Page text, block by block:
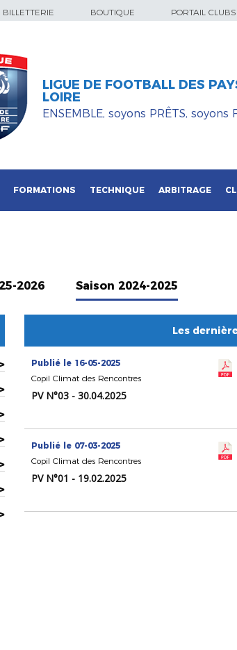
BILLETTERIE BOUTIQUE PORTAIL CLUBS
LIGUE DE FOOTBALL DES
LOIRE
ENSEMBLE, soyons PRÊTS, soyons
FORMATIONS TECHNIQUE ARBITRAGE
2026 Saison 2024-2025
Les
Publié le 16-05-2025
Copil Climat des Rencontres
PV N°03 - 30.04.2025
Publié le 07-03-2025
Copil Climat des Rencontres
PV N°01 - 19.02.2025